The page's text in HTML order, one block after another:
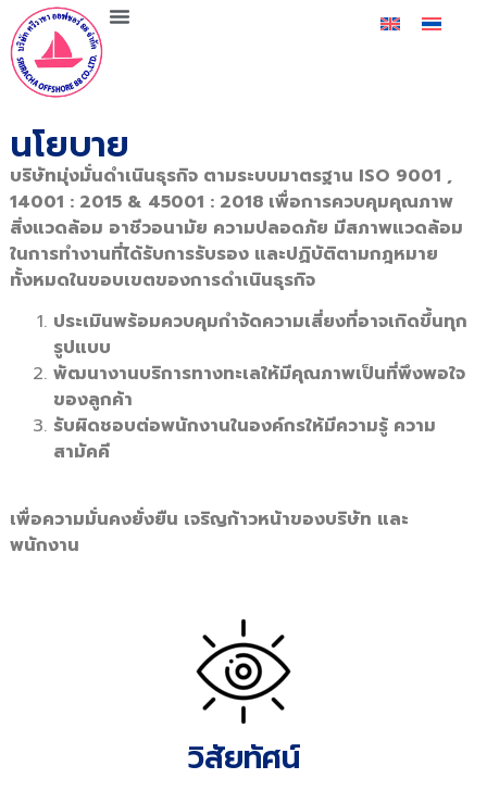
เกี่ยวกับเรา
นโยบาย
บริษัทมุ่งมั่นดำเนินธุรกิจ ตามระบบมาตรฐาน ISO 9001 ,
14001 : 2015 & 45001 : 2018 เพื่อการควบคุมคุณภาพ
สิ่งแวดล้อม อาชีวอนามัย ความปลอดภัย มีสภาพแวดล้อม
ในการทำงานที่ได้รับการรับรอง และปฏิบัติตามกฎหมาย
ทั้งหมดในขอบเขตของการดำเนินธุรกิจ
ประเมินพร้อมควบคุมกำจัดความเสี่ยงที่อาจเกิดขึ้นทุก
รูปแบบ
พัฒนางานบริการทางทะเลให้มีคุณภาพเป็นที่พึงพอใจ
ของลูกค้า
รับผิดชอบต่อพนักงานในองค์กรให้มีความรู้ ความ
สามัคคี
เพื่อความมั่นคงยั่งยืน เจริญก้าวหน้าของบริษัท และ
พนักงาน
วิสัยทัศน์